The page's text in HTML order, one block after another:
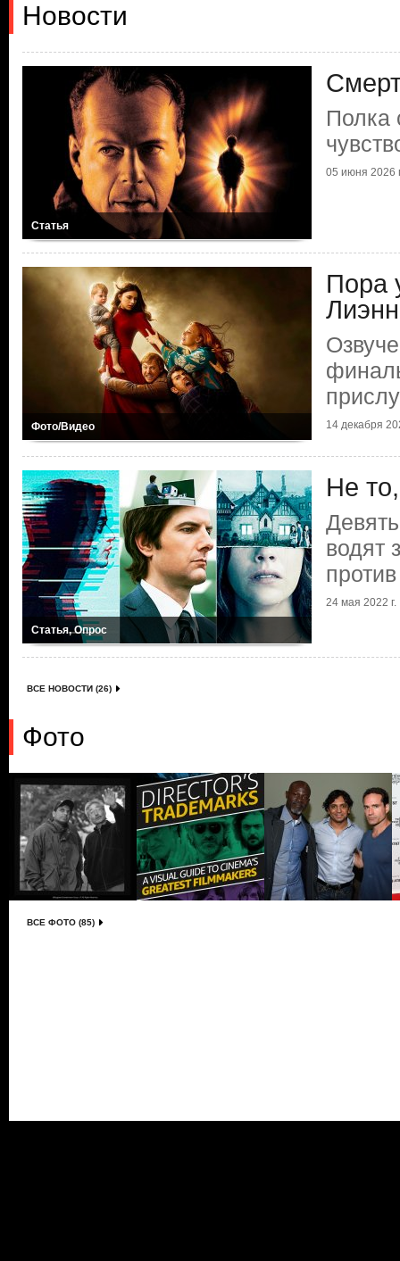
Новости
Статья
Полка
05 июня 2026
Фото/Видео
Пора
14 декабря
Статья, Опрос
Не
водят
против
24 мая 2022 г.
ВСЕ НОВОСТИ (26)
Фото
ВСЕ ФОТО (85)